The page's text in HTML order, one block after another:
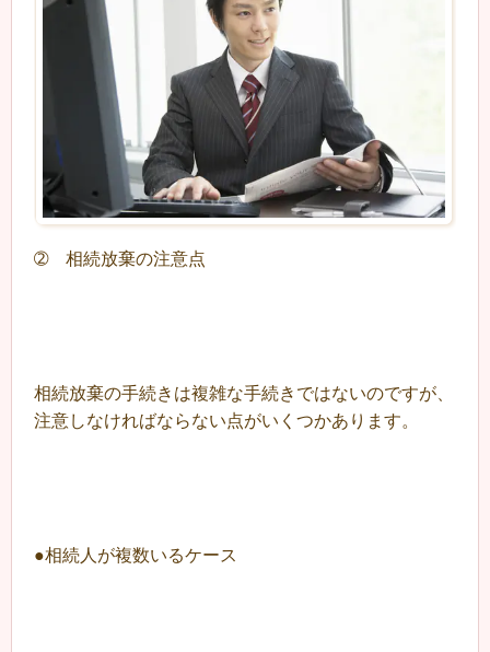
➁ 相続放棄の注意点
相続放棄の手続きは複雑な手続きではないのですが、
注意しなければならない点がいくつかあります。
●相続人が複数いるケース